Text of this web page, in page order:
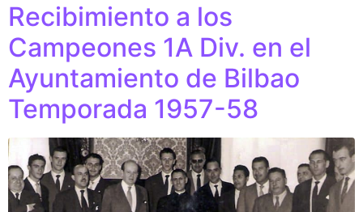
Recibimiento a los
Campeones 1A Div. en el
Ayuntamiento de Bilbao
Temporada 1957-58